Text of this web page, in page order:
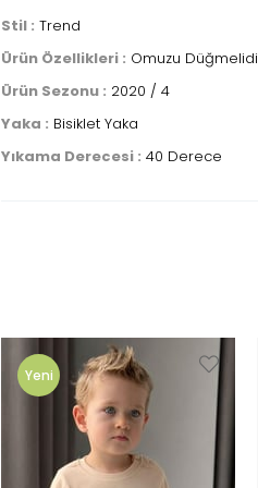
Stil : Trend
Ürün Özellikleri : Omuzu
Ürün Sezonu : 2020 / 4
Yaka : Bisiklet Yaka
Yıkama Derecesi : 40 Derece
Yeni